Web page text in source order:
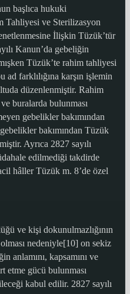
başlıca hukuki
Tahliyesi ve Sterilizasyon
İlişkin Tüzük’tür
Kanun’da gebeliğin
Tüzük’te rahim tahliyesi
ad farklılığına karşın işlemin
düzenlenmiştir. Rahim
buralarda bulunması
gebelikler bakımından
bakımından Tüzük
Ayrıca 2827 sayılı
edilmediği takdirde
hâller Tüzük m. 8’de özel
ve kişi dokunulmazlığının
olması nedeniyle[10] on sekiz
anlamını, kapsamını ve
etme gücü bulunması
kabul edilir. 2827 sayılı